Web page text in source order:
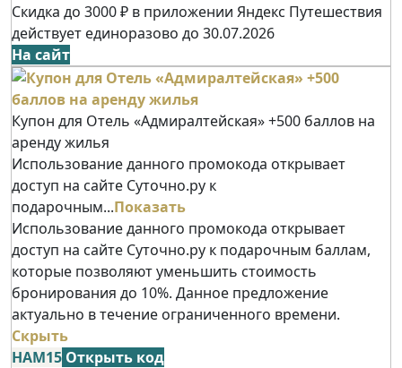
Скидка до 3000 ₽ в приложении Яндекс Путешествия
действует единоразово до 30.07.2026
На сайт
Купон для Отель «Адмиралтейская» +500 баллов на
аренду жилья
Использование данного промокода открывает
доступ на сайте Суточно.ру к
подарочным...Показать
Использование данного промокода открывает
доступ на сайте Суточно.ру к подарочным баллам,
которые позволяют уменьшить стоимость
бронирования до 10%. Данное предложение
актуально в течение ограниченного времени.
Скрыть
НАМ15 Открыть код